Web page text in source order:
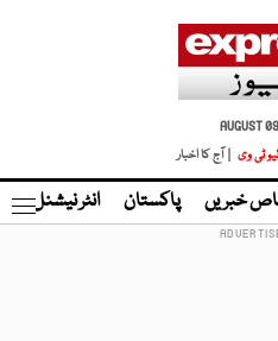
AUGUST
ٹی وی | آج کا اخبار
خبریں پاکستان انٹر نیشنل